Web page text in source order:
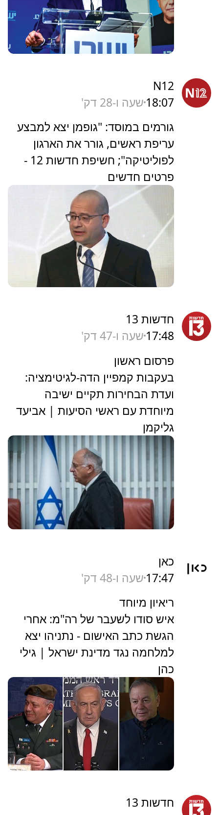
N12
18:07 שעה ו-28 דק'
גורמים במוסד: "גופמן יצא למבצע
עריפת ראשים, גורר את הארגון
לפוליטיקה"; חשיפת חדשות 12 -
פרטים חדשים
חדשות 13
17:48 שעה ו-47 דק'
פרסום ראשון
בעקבות קמפיין הדה-לגיטימציה:
ועדת הבחירות תקיים ישיבה
מיוחדת עם ראשי הסיעות | אביעד
גליקמן
כאן
17:47 שעה ו-48 דק'
ריאיון מיוחד
איש סודו לשעבר של רה"מ: אחרי
הגשת כתב האישום - נתניהו יצא
למלחמה נגד מדינת ישראל | גילי
כהן
חדשות 13